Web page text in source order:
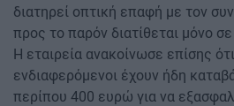
διατηρεί οπτική επαφή με τον
προς το παρόν διατίθεται μόνο
Η εταιρεία ανακοίνωσε επίσης
ενδιαφερόμενοι έχουν ήδη
περίπου 400 ευρώ για να